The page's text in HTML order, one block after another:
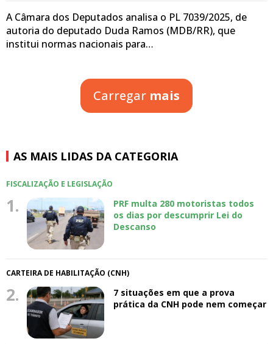
A Câmara dos Deputados analisa o PL 7039/2025, de
autoria do deputado Duda Ramos (MDB/RR), que
institui normas nacionais para…
Carregar mais
AS MAIS LIDAS DA CATEGORIA
FISCALIZAÇÃO E LEGISLAÇÃO
1.
PRF multa 280 motoristas todos
os dias por descumprir Lei do
Descanso
CARTEIRA DE HABILITAÇÃO (CNH)
2.
7 situações em que a prova
prática da CNH pode nem começar